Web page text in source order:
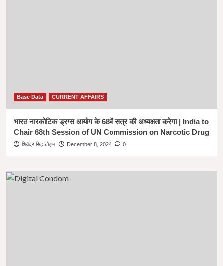
Base Data CURRENT AFFAIRS
भारत नारकोटिक ड्रग्स आयोग के 68वें सत्र की अध्यक्षता करेगा | India to
Chair 68th Session of UN Commission on Narcotic Drug
शिवेंद्र सिंह चौहान December 8, 2024 0